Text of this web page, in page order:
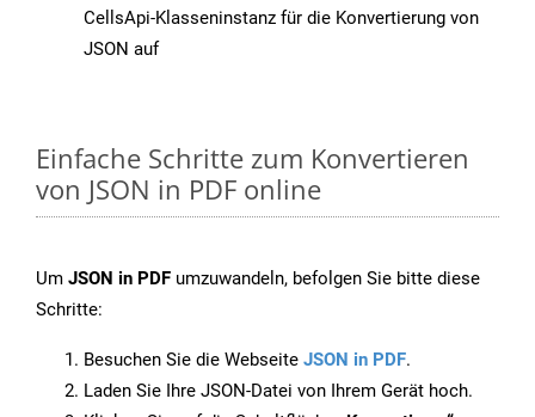
CellsApi-Klasseninstanz für die Konvertierung von
JSON auf
Einfache Schritte zum Konvertieren
von JSON in PDF online
Um JSON in PDF umzuwandeln, befolgen Sie bitte diese
Schritte:
Besuchen Sie die Webseite JSON in PDF.
Laden Sie Ihre JSON-Datei von Ihrem Gerät hoch.